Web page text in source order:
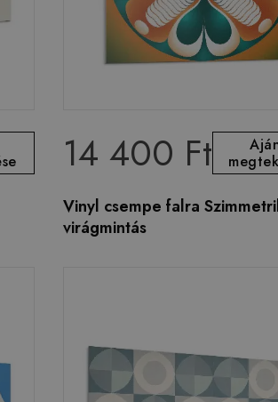
14 400 Ft
Vinyl csempe falra
virágmintás